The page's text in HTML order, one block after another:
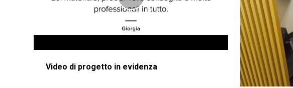
Play
Video
Video di progetto in evidenza